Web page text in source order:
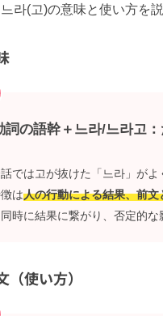
라(고)の意味と使い方を説
詞の語幹＋느라/느라고
では고が抜けた「느라」がよ
は人の行動による結果、前
時に結果に繋がり、否定的な
（使い方）